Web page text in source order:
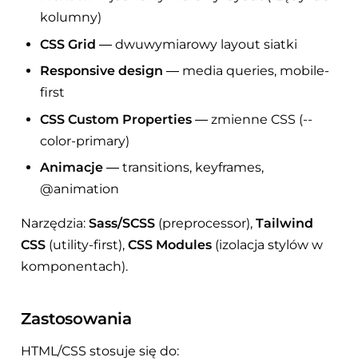
kolumny)
CSS Grid — dwuwymiarowy layout siatki
Responsive design — media queries, mobile-
first
CSS Custom Properties — zmienne CSS (--
color-primary)
Animacje — transitions, keyframes,
@animation
Narzędzia:Sass/SCSS (preprocessor),Tailwind
CSS (utility-first),CSS Modules (izolacja stylów w
komponentach).
Zastosowania
HTML/CSS stosuje się do: